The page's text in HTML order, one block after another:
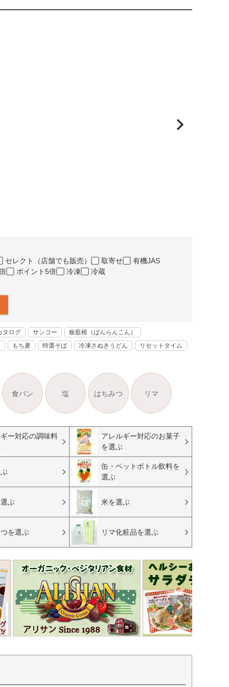
セレクト（店舗でも販売） 取寄せ
有機JAS
ポイント5倍 冷凍 冷蔵
タログ サンコー
板藍根（ばんらんこん）
もち麦 特選そば 冷凍さぬきうどん
リセットタイム
食パン 塩 はちみつ リマ
ー対応の調味料
アレルギー対応のお菓子
を選ぶ
缶・ペットボトル飲料を
選ぶ
ぶ 米を選ぶ
を選ぶ リマ化粧品を選ぶ